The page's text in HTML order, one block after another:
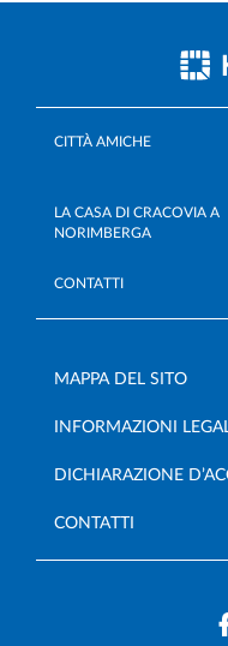
CITTÀ AMICHE
LA CASA DI CRACOVIA A
NORIMBERGA
CONTATTI
MAPPA DEL SITO
INFORMAZIONI
DICHIARAZIONE
CONTATTI